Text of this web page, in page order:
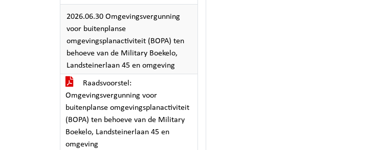
2026.06.30 Omgevingsvergunning
voor buitenplanse
omgevingsplanactiviteit (BOPA) ten
behoeve van de Military Boekelo,
Landsteinerlaan 45 en omgeving
Raadsvoorstel:
Omgevingsvergunning voor
buitenplanse omgevingsplanactiviteit
(BOPA) ten behoeve van de Military
Boekelo, Landsteinerlaan 45 en
omgeving